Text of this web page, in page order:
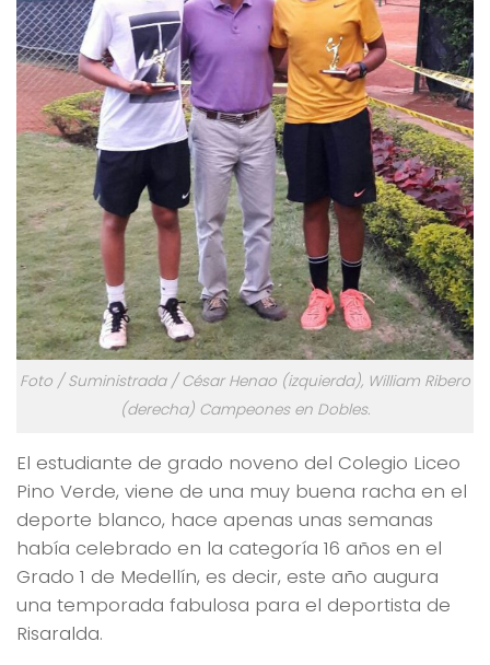
Foto / Suministrada / César Henao (izquierda), William Ribero
(derecha) Campeones en Dobles.
El estudiante de grado noveno del Colegio Liceo
Pino Verde, viene de una muy buena racha en el
deporte blanco, hace apenas unas semanas
había celebrado en la categoría 16 años en el
Grado 1 de Medellín, es decir, este año augura
una temporada fabulosa para el deportista de
Risaralda.